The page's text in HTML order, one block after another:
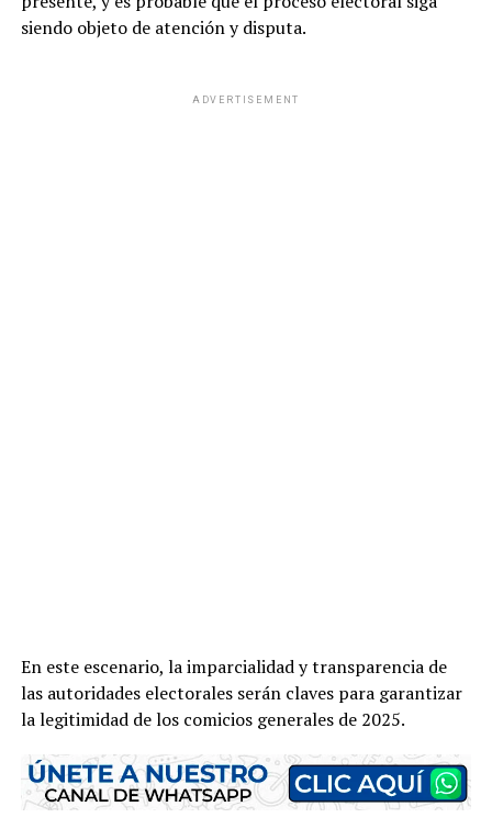
siendo objeto de atención y disputa.
ADVERTISEMENT
En este escenario, la imparcialidad y transparencia de
las autoridades electorales serán claves para garantizar
la legitimidad de los comicios generales de 2025.